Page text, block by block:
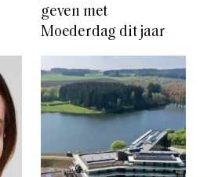
geven met
Moederdag dit jaar